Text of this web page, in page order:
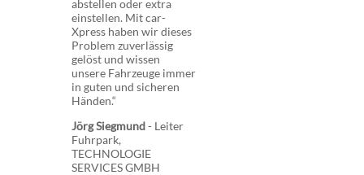
abstellen oder extra
einstellen. Mit car-
Xpress haben wir dieses
Problem zuverlässig
gelöst und wissen
unsere Fahrzeuge immer
in guten und sicheren
Händen.“
Jörg Siegmund- Leiter
Fuhrpark,
TECHNOLOGIE
SERVICES GMBH